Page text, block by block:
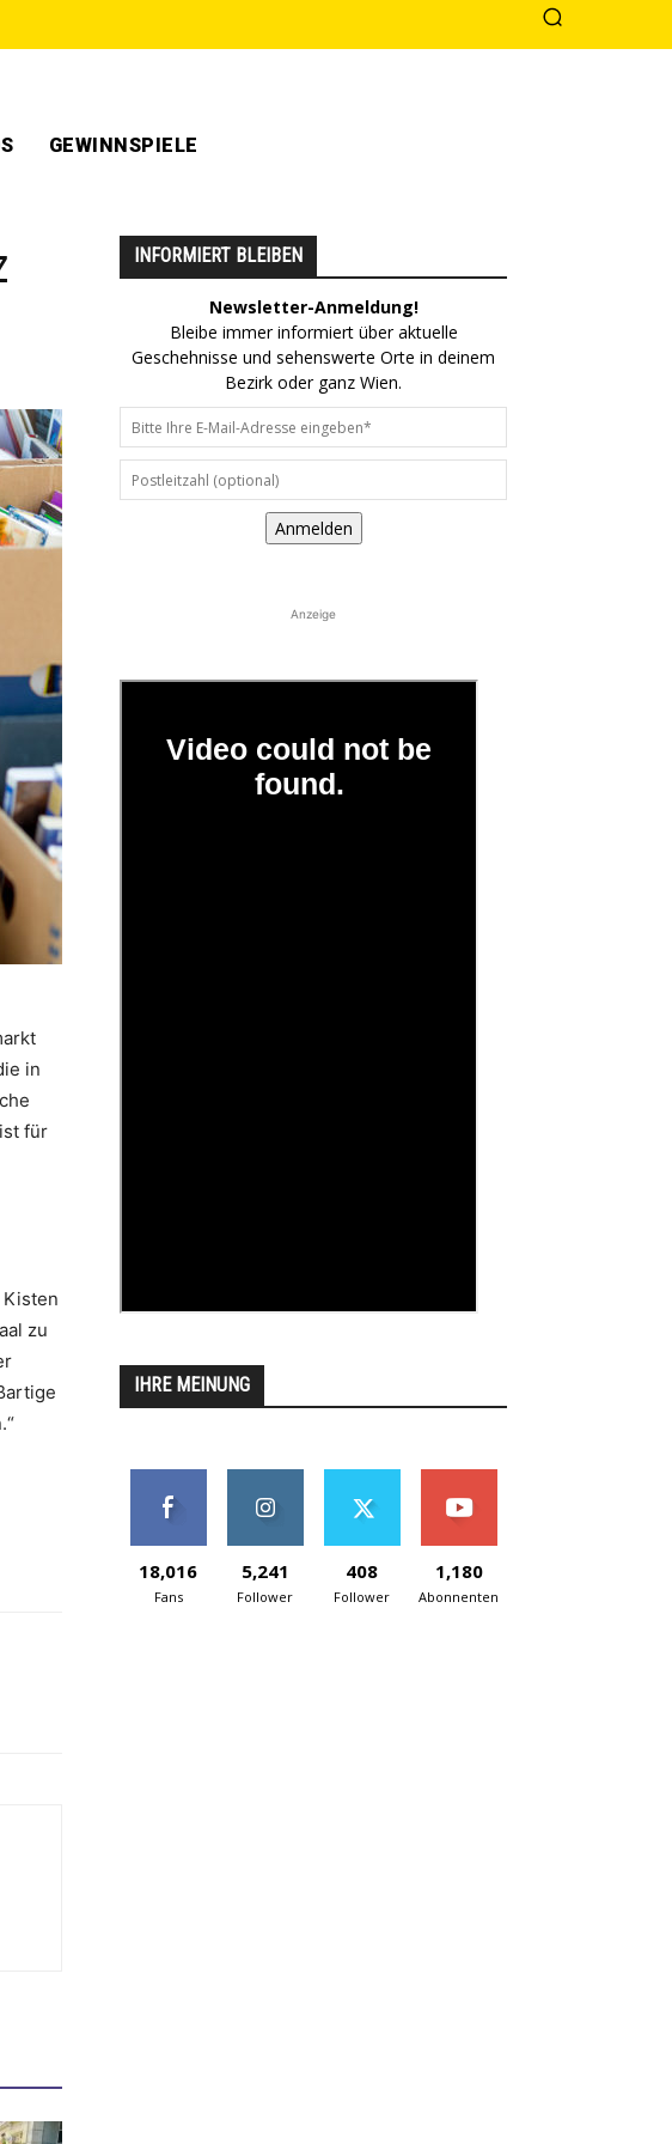
GEWINNSPIELE
in
für
Kisten
zu
INFORMIERT BLEIBEN
Newsletter-Anmeldung!
Bleibe immer informiert über aktuelle
Geschehnisse und sehenswerte Orte in deinem
Bezirk oder ganz Wien.
Anmelden
Anzeige
IHRE MEINUNG
18,016
Fans
5,241
Follower
408
Follower
1,180
Abonnenten